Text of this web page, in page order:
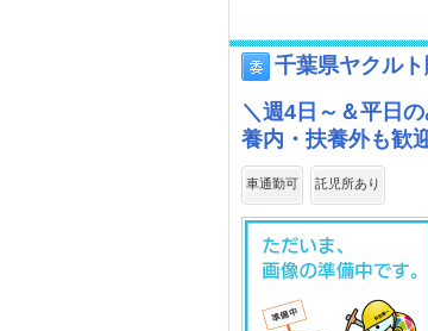
千葉県ヤクル
＼週4日～＆平日
養内・扶養外も歓
車通勤可 託児所あり